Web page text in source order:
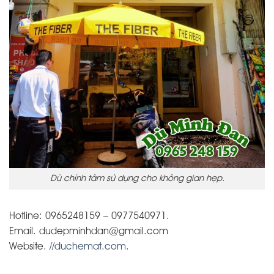
Dù chính tâm sử dụng cho không gian hẹp.
Hotline: 0965248159 – 0977540971.
Email. dudepminhdan@gmail.com
Website. //duchemat.com.